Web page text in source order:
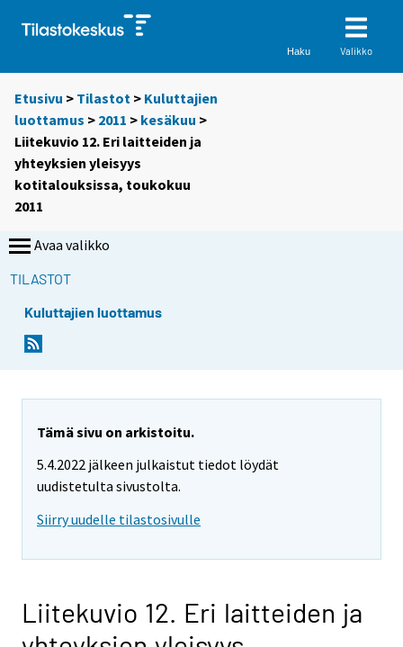
Haku Valikko
Etusivu > Tilastot > Kuluttajien
luottamus > 2011 > kesäkuu >
Liitekuvio 12. Eri laitteiden ja
yhteyksien yleisyys
kotitalouksissa, toukokuu
2011
Avaa valikko
TILASTOT
Kuluttajien luottamus
Tämä sivu on arkistoitu.
5.4.2022 jälkeen julkaistut tiedot löydät
uudistetulta sivustolta.
Siirry uudelle tilastosivulle
Liitekuvio 12. Eri laitteiden ja